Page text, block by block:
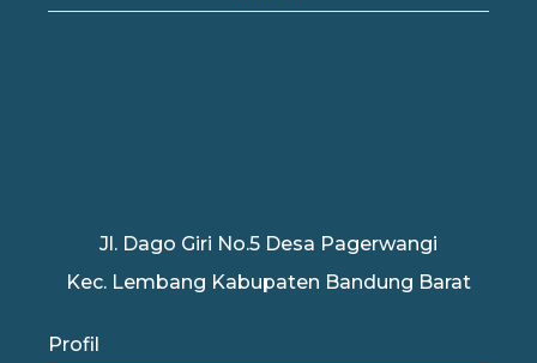
Jl. Dago Giri No.5 Desa Pagerwangi
Kec. Lembang Kabupaten Bandung Barat
Profil